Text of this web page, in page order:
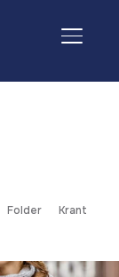
Folder
Krant